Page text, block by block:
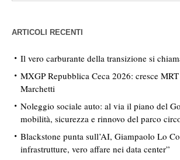
ARTICOLI RECENTI
Il vero carburante della transizione si
MXGP Repubblica Ceca 2026: cresce
Marchetti
Noleggio sociale auto: al via il piano del
mobilità, sicurezza e rinnovo del parco
Blackstone punta sull’AI, Giampaolo Lo
infrastrutture, vero affare nei data center”